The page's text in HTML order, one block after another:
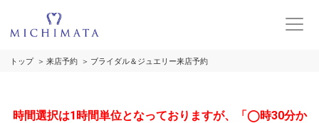
トップ 来店予約 ブライダル＆ジュエリー来店予約
時間選択は1時間単位となっておりますが、「◯時30分か